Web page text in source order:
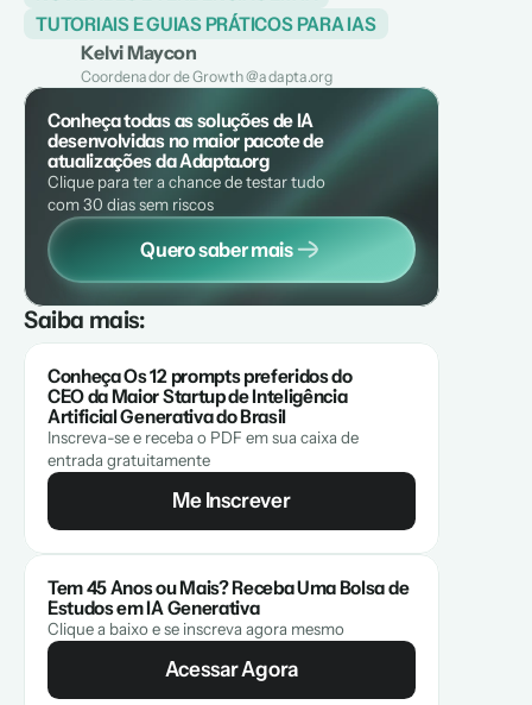
Kelvi Maycon
Coordenador de Growth @adapta.org
TUTORIAIS E GUIAS PRÁTICOS PARA IAS
Conheça todas as soluções de IA
desenvolvidas no maior pacote de
atualizações da Adapta.org
Clique para ter a chance de testar tudo
com 30 dias sem riscos
Quero saber mais
Saiba mais:
Conheça Os 12 prompts preferidos do
CEO da Maior Startup de Inteligência
Artificial Generativa do Brasil
Inscreva-se e receba o PDF em sua caixa de
entrada gratuitamente
Me Inscrever
Tem 45 Anos ou Mais? Receba Uma Bolsa de
Estudos em IA Generativa
Clique a baixo e se inscreva agora mesmo
Acessar Agora